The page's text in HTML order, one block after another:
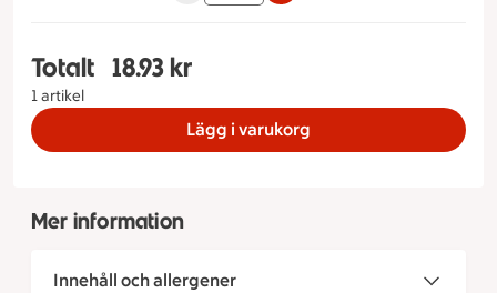
Totalt
1 artikel
Totalt 1 stycken Grov fralla med ost & skinka,
18.93 kr
Lägg i varukorg
Mer information
Innehåll och allergener